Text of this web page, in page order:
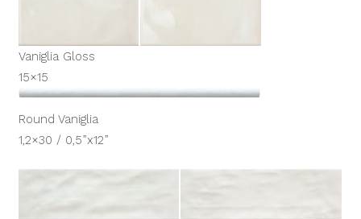
Vaniglia Gloss
15×15
Round Vaniglia
1,2×30 / 0,5”x12”